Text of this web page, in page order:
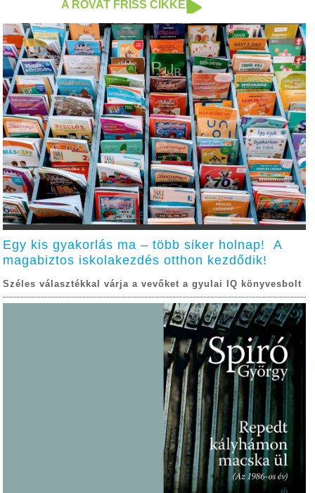
A ROVAT FRISS CIKKEI
Egy kis gyakorlás ma – több siker holnap! A
magabiztos iskolakezdés otthon kezdődik!
Széles választékkal várja a vevőket a gyulai IQ könyvesbolt